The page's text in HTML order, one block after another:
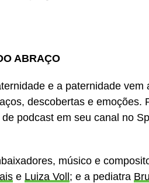
ABRAÇO
e a paternidade vem
descobertas e emoções.
podcast em seu canal no
músico e
e Luiza Voll ; e a pediatra